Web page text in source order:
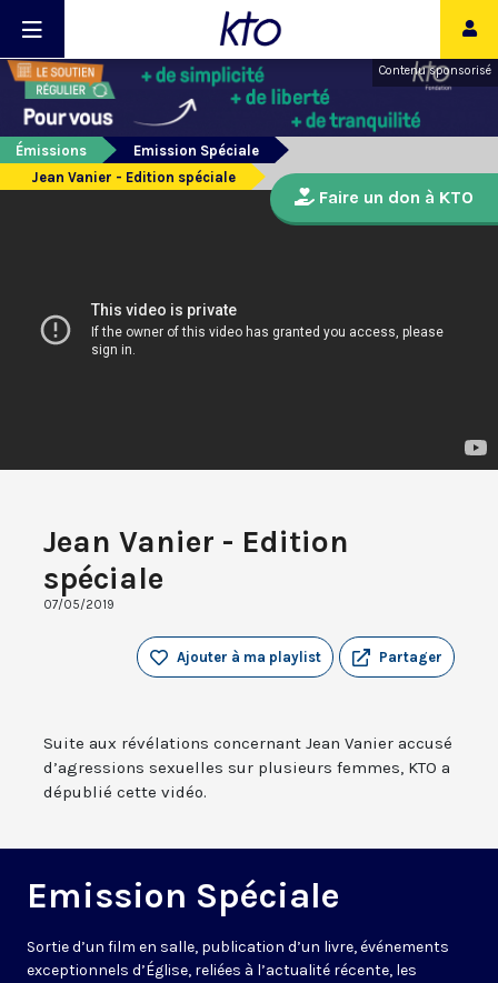
Contenu sponsorisé
Émissions
Emission Spéciale
Jean Vanier - Edition spéciale
Jean Vanier - Edition
spéciale
07/05/2019
Partager
Ajouter à ma playlist
Suite aux révélations concernant Jean Vanier accusé
d’agressions sexuelles sur plusieurs femmes, KTO a
dépublié cette vidéo.
Emission Spéciale
Sortie d’un film en salle, publication d’un livre, événements
exceptionnels d’Église, reliées à l’actualité récente, les
Faire un don à KTO